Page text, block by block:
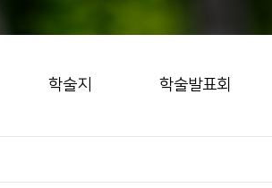
학술지 학술발표회